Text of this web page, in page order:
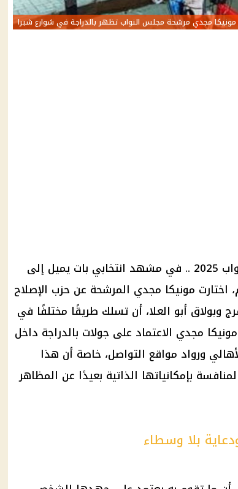
مونيكا مجدي مرشحة مجلس النواب تظهر بالدراجة في شوارع شبرا
مونيكا مجدي .. انتخابات مجلس النواب 2025 .. في مشهد انتخابي بات يميل إلى
اختارت مونيكا مجدي المرشحة عن حزب الإصلاح
وبولاق أبو العلا، أن تسلك طريقًا مختلفًا في
مجدي الاعتماد على جولات بالدراجة داخل
ورواد مواقع التواصل، خاصة أن هذا
بإمكانياتها الذاتية بعيدًا عن المظاهر
بلا وسطاء